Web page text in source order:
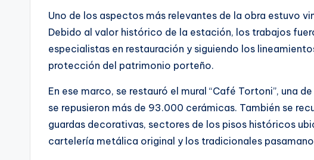
Uno de los aspectos más relevantes de la obra estuvo
Debido al valor histórico de la estación, los trabajos
especialistas en restauración y siguiendo los
protección del patrimonio porteño.
En ese marco, se restauró el mural “Café Tortoni”, una
se repusieron más de 93.000 cerámicas. También se
guardas decorativas, sectores de los pisos históricos
cartelería metálica original y los tradicionales